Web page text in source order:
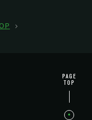
PAGE
TOP